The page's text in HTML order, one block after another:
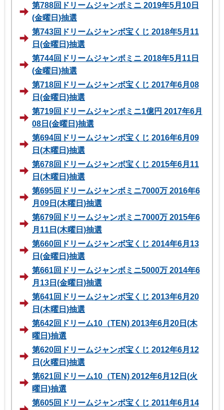
第788回ドリームジャンボミニ 2019年5月10日
(金曜日)抽選
第743回ドリームジャンボ宝くじ 2018年5月11
日(金曜日)抽選
第744回ドリームジャンボミニ 2018年5月11日
(金曜日)抽選
第718回ドリームジャンボ宝くじ 2017年6月08
日(金曜日)抽選
第719回ドリームジャンボミニ1億円 2017年6月
08日(金曜日)抽選
第694回ドリームジャンボ宝くじ 2016年6月09
日(木曜日)抽選
第678回ドリームジャンボ宝くじ 2015年6月11
日(木曜日)抽選
第695回ドリームジャンボミニ7000万 2016年6
月09日(木曜日)抽選
第679回ドリームジャンボミニ7000万 2015年6
月11日(木曜日)抽選
第660回ドリームジャンボ宝くじ 2014年6月13
日(金曜日)抽選
第661回ドリームジャンボミニ5000万 2014年6
月13日(金曜日)抽選
第641回ドリームジャンボ宝くじ 2013年6月20
日(木曜日)抽選
第642回ドリーム10（TEN) 2013年6月20日(木
曜日)抽選
第620回ドリームジャンボ宝くじ 2012年6月12
日(火曜日)抽選
第621回ドリーム10（TEN) 2012年6月12日(火
曜日)抽選
第605回ドリームジャンボ宝くじ 2011年6月14